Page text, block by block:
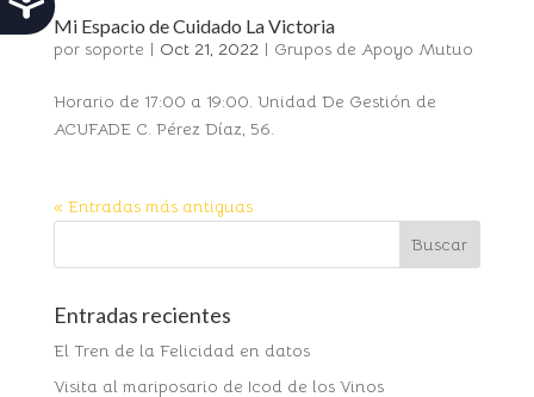
Mi Espacio de Cuidado La Victoria
por soporte | Oct 21, 2022| Grupos de Apoyo Mutuo
Horario de 17:00 a 19:00. Unidad De Gestión de
ACUFADE C. Pérez Díaz, 56.
« Entradas más antiguas
Entradas recientes
El Tren de la Felicidad en datos
Visita al mariposario de Icod de los Vinos